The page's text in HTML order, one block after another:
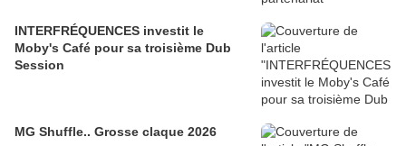
INTERFRÉQUENCES investit le
Moby's Café pour sa troisième Dub
Session
MG Shuffle.. Grosse claque 2026